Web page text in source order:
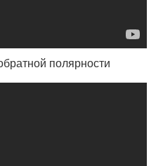
полярности